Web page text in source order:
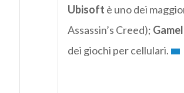
Ubisoft è uno dei
Assassin’s Creed);
dei giochi per cellulari.